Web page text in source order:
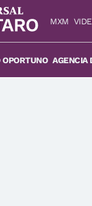
MXM
OPORTUNO AGENCIA